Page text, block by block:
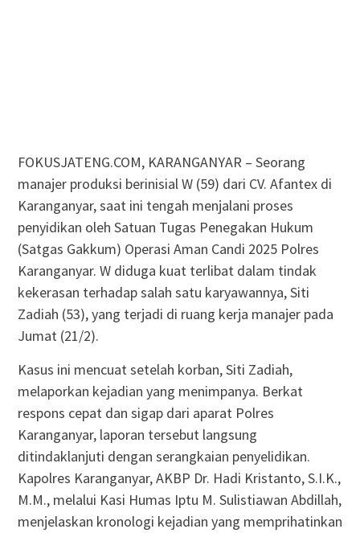
FOKUSJATENG.COM, KARANGANYAR – Seorang
manajer produksi berinisial W (59) dari CV. Afantex di
Karanganyar, saat ini tengah menjalani proses
penyidikan oleh Satuan Tugas Penegakan Hukum
(Satgas Gakkum) Operasi Aman Candi 2025 Polres
Karanganyar. W diduga kuat terlibat dalam tindak
kekerasan terhadap salah satu karyawannya, Siti
Zadiah (53), yang terjadi di ruang kerja manajer pada
Jumat (21/2).
Kasus ini mencuat setelah korban, Siti Zadiah,
melaporkan kejadian yang menimpanya. Berkat
respons cepat dan sigap dari aparat Polres
Karanganyar, laporan tersebut langsung
ditindaklanjuti dengan serangkaian penyelidikan.
Kapolres Karanganyar, AKBP Dr. Hadi Kristanto, S.I.K.,
M.M., melalui Kasi Humas Iptu M. Sulistiawan Abdillah,
menjelaskan kronologi kejadian yang memprihatinkan